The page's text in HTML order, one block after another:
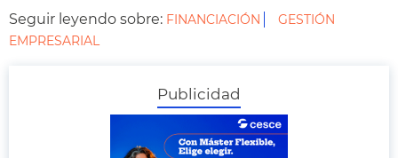
Seguir leyendo sobre: FINANCIACIÓN
GESTIÓN
EMPRESARIAL
Publicidad